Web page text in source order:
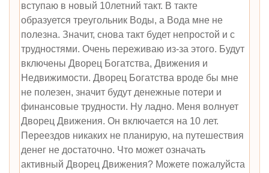
вступаю в новый 10летний такт. В такте
образуется треугольник Воды, а Вода мне не
полезна. Значит, снова такт будет непростой и с
трудностями. Очень переживаю из-за этого. Будут
включены Дворец Богатства, Движения и
Недвижимости. Дворец Богатства вроде бы мне
не полезен, значит будут денежные потери и
финансовые трудности. Ну ладно. Меня волнует
Дворец Движения. Он включается на 10 лет.
Переездов никаких не планирую, на путешествия
денег не достаточно. Что может означать
активный Дворец Движения? Можете пожалуйста